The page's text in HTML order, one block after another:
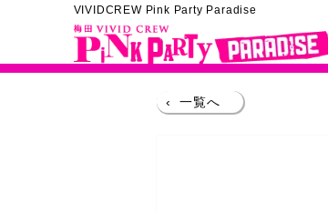
VIVIDCREW Pink Party Paradise
‹ 一覧へ